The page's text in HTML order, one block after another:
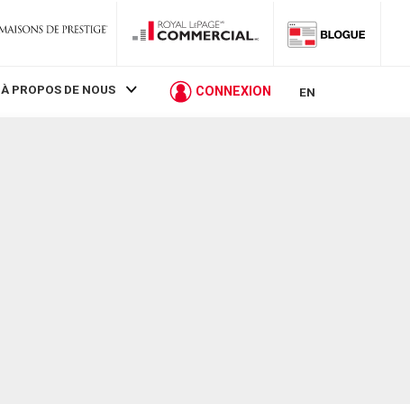
À PROPOS DE NOUS CONNEXION EN